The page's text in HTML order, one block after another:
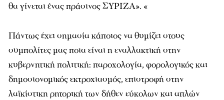
θα γίνεται ένας πράσινος ΣΥΡΙΖΑ». «
Πάντως έχει σημασία κάποιος να θυμίζει στους
συμπολίτες μας ποια είναι η εναλλακτική στην
κυβερνητική πολιτική: παροχολογία, φορολογικός και
δημοσιονομικός εκτροχιασμός, επιστροφή στην
λαϊκίστικη ρητορική των δήθεν εύκολων και απλών